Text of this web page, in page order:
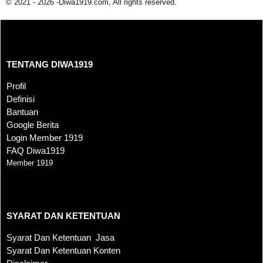
© 2021 - 2026 -Diwa1919.com, All rights reserved.
TENTANG DIWA1919
Profil
Definisi
Bantuan
Google Berita
Login Member 1919
FAQ Diwa1919
Member 1919
SYARAT DAN KETENTUAN
Syarat Dan Ketentuan Jasa
Syarat Dan Ketentuan Konten